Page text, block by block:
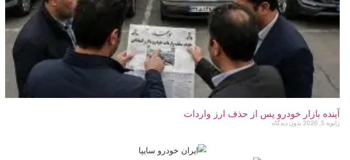
آینده بازار خودرو پس از حذف ارز واردات
ژانویه 5, 2026 بدون دیدگاه